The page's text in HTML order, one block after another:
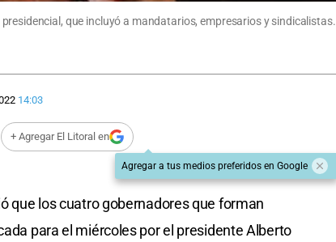
que incluyó a mandatarios, empresarios y sindicalistas.
14:03
+ Agregar El Litoral en
Agregar a tus medios preferidos en Google
que los cuatro gobernadores que forman
para el miércoles por el presidente Alberto